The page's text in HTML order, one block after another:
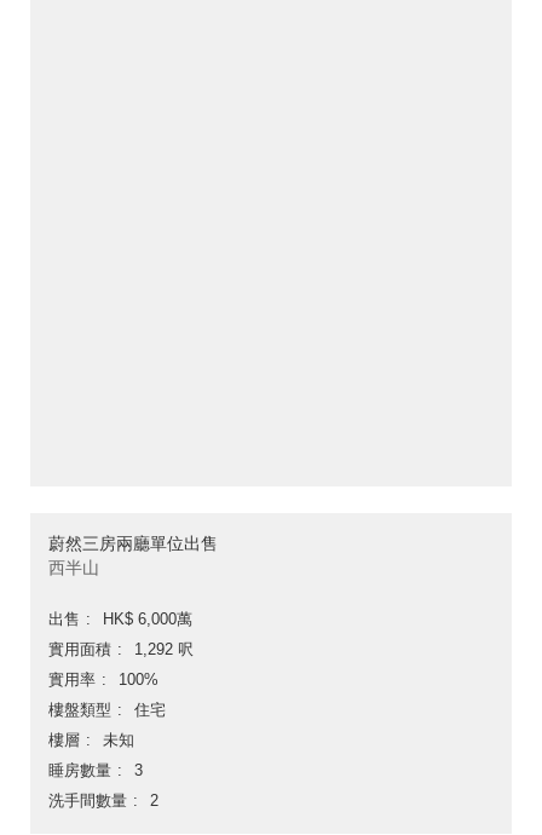
蔚然三房兩廳單位出售
西半山
出售
HK$ 6,000萬
實用面積
1,292 呎
實用率
100%
樓盤類型
住宅
樓層
未知
睡房數量
3
洗手間數量
2